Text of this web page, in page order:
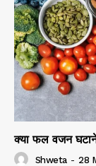
क्या फल वजन घटाने
Shweta - 28